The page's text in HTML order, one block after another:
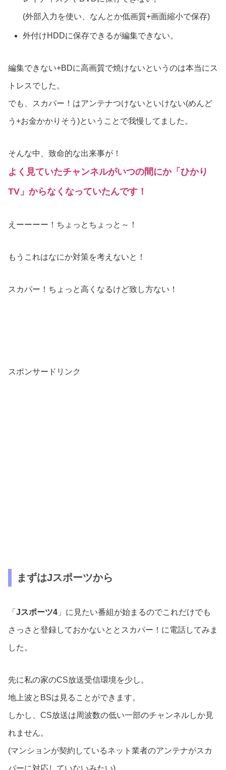
(外部入力を使い、なんとか低画質+画面縮小で保存)
外付けHDDに保存できるが編集できない。
編集できない+BDに高画質で焼けないというのは本当にス
トレスでした。
でも、スカパー！はアンテナつけないといけない(めんど
う+お金かかりそう)ということで我慢してました。
そんな中、致命的な出来事が！
よく見ていたチャンネルがいつの間にか「ひかり
TV」からなくなっていたんです！
えーーーー！ちょっとちょっと～！
もうこれはなにか対策を考えないと！
スカパー！ちょっと高くなるけど致し方ない！
スポンサードリンク
まずはJスポーツから
「 Jスポーツ4 」に見たい番組が始まるのでこれだけでも
さっさと登録しておかないととスカパー！に電話してみま
した。
先に私の家のCS放送受信環境を少し。
地上波とBSは見ることができます。
しかし、CS放送は周波数の低い一部のチャンネルしか見
れません。
(マンションが契約しているネット業者のアンテナがスカ
パーに対応していないみたい)